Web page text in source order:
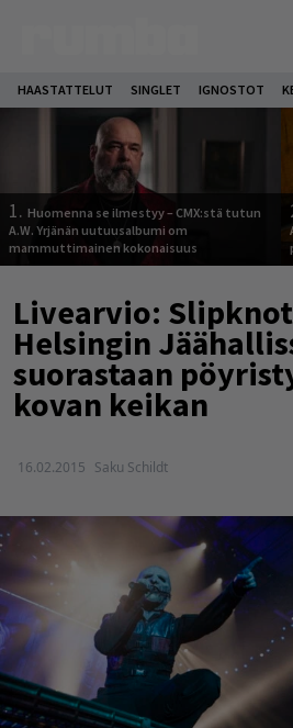
HAASTATTELUT SINGLET IGNOSTOT
1. Huomenna se ilmestyy – CMX:stä tutun
A.W. Yrjänän uutuusalbumi om
mammuttimainen kokonaisuus
Livearvio:
Helsingin
suorastaan
kovan keikan
16.02.2015 Saku Schildt